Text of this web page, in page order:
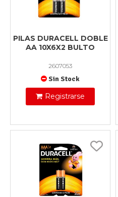
PILAS DURACELL DOBLE
AA 10X6X2 BULTO
2607053
Sin Stock
Registrarse